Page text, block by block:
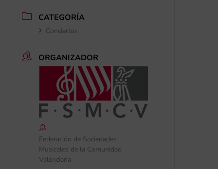
CATEGORÍA
Conciertos
ORGANIZADOR
Federación de Sociedades
Musicales de la Comunidad
Valenciana